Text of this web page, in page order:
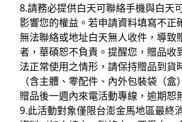
8.請務必提供白天可聯絡手機與白天
影響您的權益。若申請資料填寫不正
無法聯絡或地址白天無人收件，導致
者，華碩恕不負責。提醒您，贈品收
法正常使用之情形，請保持贈品到貨
（含主體、零配件、內外包裝袋（
贈品後一週內來電活動專線，逾期
9.此活動對象僅限台澎金馬地區最終